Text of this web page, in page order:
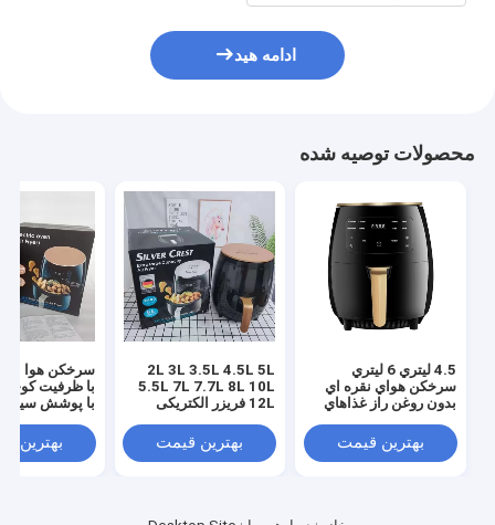
ادامه هید
محصولات توصیه شده
4.5 ليتري 6 ليتري
سرخکن هواي نقره اي
بدون روغن راز غذاهاي
بهترین قیمت
2L 3L 3.5L 4.5L 5L
5.5L 7L 7.7L 8L 10L
12L فریزر الکتریکی
کنندگان OEM / ODMبهترین قیمت
سرخکن هوا برق
با ظرفیت کوچک
با پوشش
بهترین